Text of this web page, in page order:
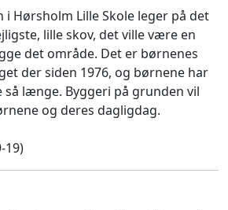
i Hørsholm Lille Skole leger på det
lille skov, det ville være en
det område. Det er børnenes
der siden 1976, og børnene har
så længe. Byggeri på grunden vil
og deres dagligdag.
19)